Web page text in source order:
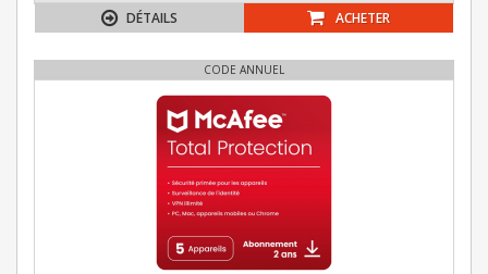
DÉTAILS ACHETER
CODE ANNUEL